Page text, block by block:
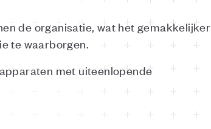
de organisatie, wat het gemakkelijker
te waarborgen.
met uiteenlopende